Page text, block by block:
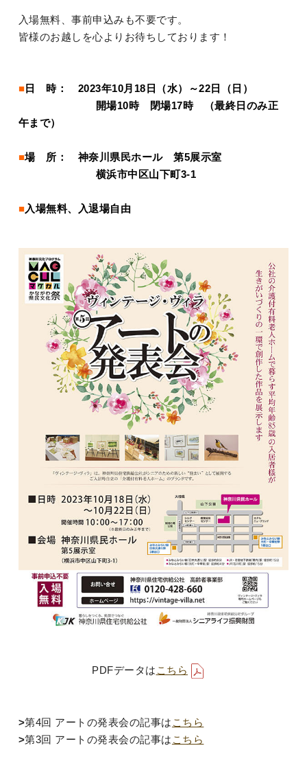
入場無料、事前申込みも不要です。
皆様のお越しを心よりお待ちしております！
■ 日 時： 2023年10月18日（水）～22日（日）
開場10時 閉場17時 （最終日のみ正
午まで）
■場 所： 神奈川県民ホール 第5展示室
横浜市中区山下町3-1
■入場無料、入退場自由
PDFデータは こちら
>第4回 アートの発表会の記事は こちら
>第3回 アートの発表会の記事は こちら